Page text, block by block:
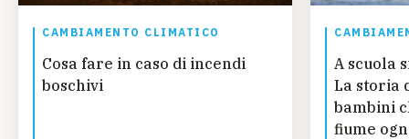
CAMBIAMENTO CLIMATICO
Cosa fare in caso di incendi
boschivi
A scuola
La storia
bambini
fiume